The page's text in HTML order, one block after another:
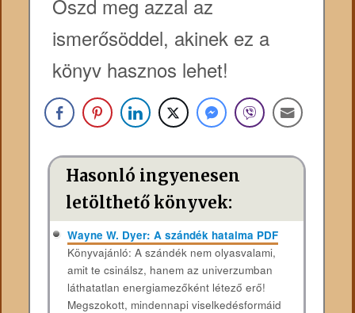
Oszd meg azzal az
ismerősöddel, akinek ez a
könyv hasznos lehet!
Hasonló ingyenesen
letölthető könyvek:
Wayne W. Dyer: A szándék hatalma PDF
Könyvajánló: A szándék nem olyasvalami,
amit te csinálsz, hanem az univerzumban
láthatatlan energiamezőként létező erő!
Megszokott, mindennapi viselkedésformáid